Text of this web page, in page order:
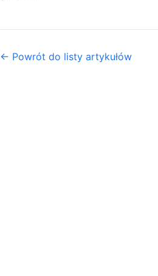
← Powrót do listy artykułów